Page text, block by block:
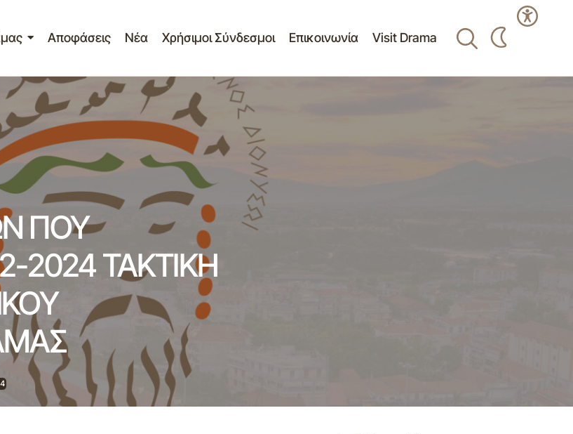
Αποφάσεις Νέα Χρήσιμοι Σύνδεσμοι Επικοινωνία Visit Drama
ΤΩΝ ΑΠΟΦΑΣΕΩΝ ΠΟΥ ΛΗΦΘΗΚΑΝ ΣΤΗΝ 28η/2-12-
ΤΑΚΤΙΚΗ ΣΥΝΕΔΡΙΑΣΗ ΤΟΥ ΔΗΜΟΤΙΚΟΥ ΣΥΜΒΟΥΛΙΟΥ
ΔΡΑΜΑΣ
ΠΟΥ
2024 ΤΑΚΤΙΚΗ